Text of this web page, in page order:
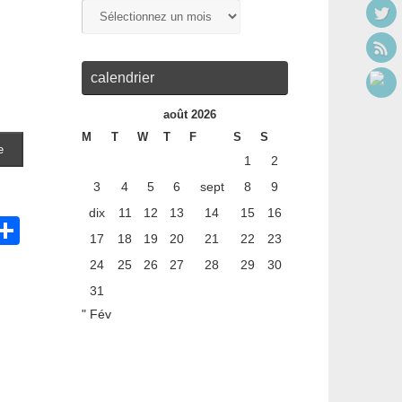
calendrier
août 2026
M
T W T F S S
1
2
3
4 5 6 sept 8
9
dix
11 12 13 14 15
16
17
18 19 20 21 22
23
24
25 26 27 28 29
30
31
" Fév